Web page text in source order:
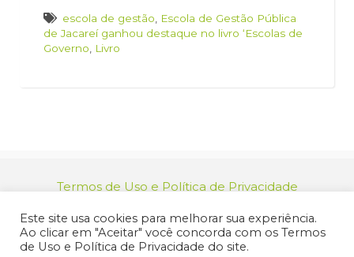
escola de gestão
Escola de Gestão Pública
de Jacareí ganhou destaque no livro ‘Escolas de
Governo
Livro
Termos de Uso e Política de Privacidade
46.694.139/0001-83 | (12) 3955-9000
Endereço: Praça dos Três Poderes, 73 - Centro -
Jacareí/SP - CEP 12327-170
Este site usa cookies para melhorar sua experiência.
Ao clicar em "Aceitar" você concorda com os Termos
de Uso e Política de Privacidade do site.